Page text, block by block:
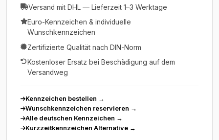
Versand mit DHL — Lieferzeit 1–3 Werktage
Euro-Kennzeichen & individuelle
Wunschkennzeichen
Zertifizierte Qualität nach DIN-Norm
Kostenloser Ersatz bei Beschädigung auf dem
Versandweg
Kennzeichen bestellen →
Wunschkennzeichen reservieren →
Alle deutschen Kennzeichen →
Kurzzeitkennzeichen Alternative →